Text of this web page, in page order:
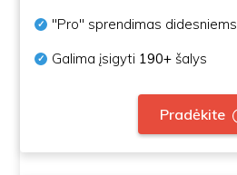
"Pro" sprendimas
Galima įsigyti 190+ šalys
Pradėkite